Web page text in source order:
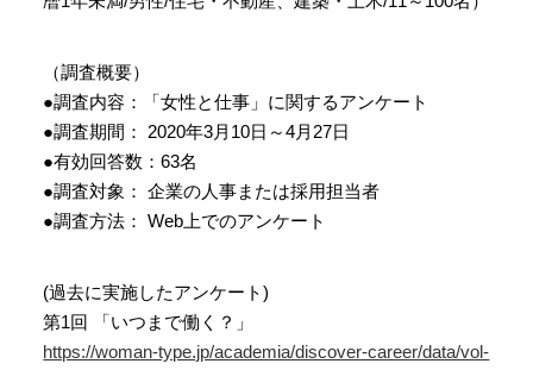
（調査概要）
●調査内容：「女性と仕事」に関するアンケート
●調査期間： 2020年3月10日～4月27日
●有効回答数：63名
●調査対象： 企業の人事または採用担当者
●調査方法： Web上でのアンケート
(過去に実施したアンケート)
第1回 「いつまで働く？」
https://woman-type.jp/academia/discover-career/data/vol-